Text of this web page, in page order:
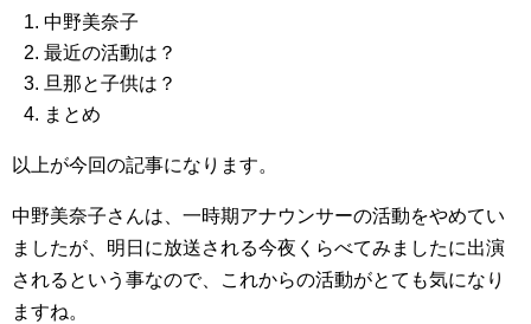
中野美奈子
最近の活動は？
旦那と子供は？
まとめ
以上が今回の記事になります。
中野美奈子さんは、一時期アナウンサーの活動をやめてい
ましたが、明日に放送される今夜くらべてみましたに出演
されるという事なので、これからの活動がとても気になり
ますね。